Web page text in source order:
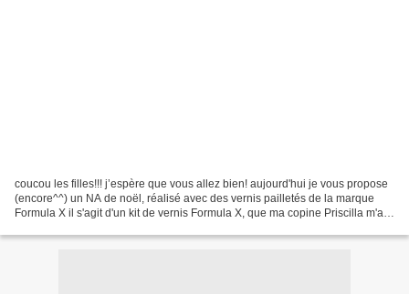
coucou les filles!!! j’espère que vous allez bien! aujourd'hui je vous propose
(encore^^) un NA de noël, réalisé avec des vernis pailletés de la marque
Formula X il s'agit d'un kit de vernis Formula X, que ma copine Priscilla m'a